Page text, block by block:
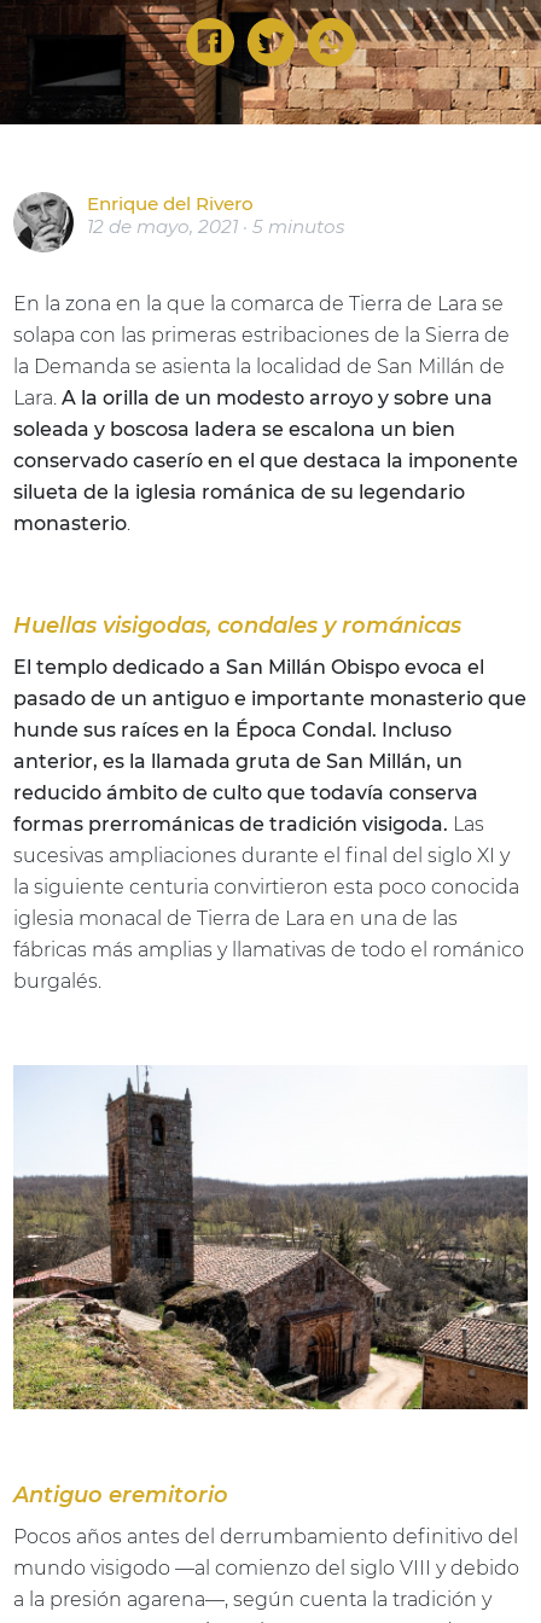
Enrique del Rivero
12 de mayo, 2021 · 5 minutos
En la zona en la que la comarca de Tierra de Lara se
solapa con las primeras estribaciones de la Sierra de
la Demanda se asienta la localidad de San Millán de
Lara.A la orilla de un modesto arroyo y sobre una
soleada y boscosa ladera se escalona un bien
conservado caserío en el que destaca la imponente
silueta de la iglesia románica de su legendario
monasterio.
Huellas visigodas, condales y románicas
El templo dedicado a San Millán Obispo evoca el
pasado de un antiguo e importante monasterio que
hunde sus raíces en la Época Condal. Incluso
anterior, es la llamada gruta de San Millán, un
reducido ámbito de culto que todavía conserva
formas prerrománicas de tradición visigoda. Las
sucesivas ampliaciones durante el final del siglo XI y
la siguiente centuria convirtieron esta poco conocida
iglesia monacal de Tierra de Lara en una de las
fábricas más amplias y llamativas de todo el románico
burgalés.
Antiguo eremitorio
Pocos años antes del derrumbamiento definitivo del
mundo visigodo —al comienzo del siglo VIII y debido
a la presión agarena—, según cuenta la tradición y